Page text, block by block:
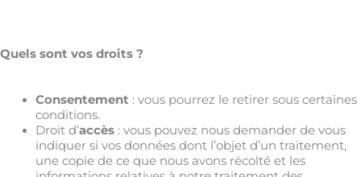
Quels sont vos droits ?
Consentement : vous pourrez le retirer sous certaines
conditions.
Droit d’accès: vous pouvez nous demander de vous
indiquer si vos données dont l’objet d’un traitement,
une copie de ce que nous avons récolté et les